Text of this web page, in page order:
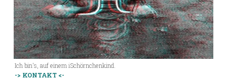
Ich bin's, auf einem iSchörnchenkind.
-> KONTAKT <-